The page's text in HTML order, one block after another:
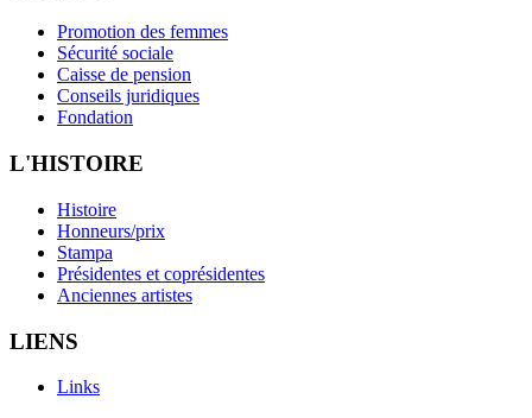
Promotion des femmes
Sécurité sociale
Caisse de pension
Conseils juridiques
Fondation
L'HISTOIRE
Histoire
Honneurs/prix
Stampa
Présidentes et coprésidentes
Anciennes artistes
LIENS
Links